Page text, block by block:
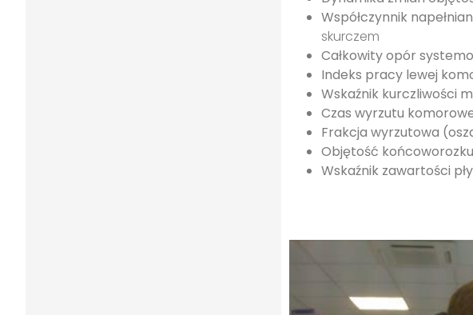
Współczynnik
skurczem
Całkowity opór
Indeks pracy lewej
Wskaźnik kurczliwości
Czas wyrzutu
Frakcja wyrzutowa
Objętość
Wskaźnik zawartości